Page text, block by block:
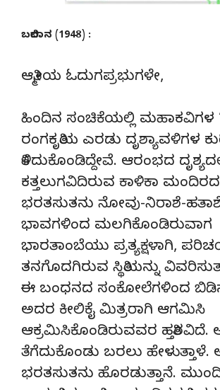
ಬಲಿದಾನ (1948) :
ಆತ್ಮೀಯ ಓದುಗಪ್ರಭುಗಳೇ,
ಹಿಂದಿನ ಸಂಚಿಕೆಯಲ್ಲಿ ಮಹಾಕವಿಗಳ
ರಂಗಕೃತಿಯ ಎರಡು ದೃಶ್ಯಾವಳಿಗಳ
ತಿಳಿದುಕೊಂಡಿದ್ದೇವೆ. ಆರಂಭದ
ಕತ್ತಲುಗವಿದಿರುವ ಕಾಳಿಕಾ
ಭರತಸುತನು ನೋವು-ನಿರಾಶೆ-
ಭಾವಗಳಿಂದ ಮಲಗಿಕೊಂಡಿರುವಾಗ
ಭಾರತಾಂಬೆಯು ಪ್ರತ್ಯಕ್ಷಳಾಗಿ,
ತನಗೊದಗಿರುವ ಸ್ಥಿತಿಯನ್ನು
ಈ ಬಂಧನದ ಸಂಕೋಲೆಗಳಿಂದ
ಅದರ ಕೀಲಿಕೈ ಮಿತ್ರರಾಗಿ ಆಗಮಿಸಿ
ಆಕ್ರಮಿಸಿಕೊಂಡಿರುವವರ ಹತ್ತಿರವಿದೆ.
ತೆಗೆದುಕೊಂಡು ಬರಲು
ಭರತಸುತನು ಹೊರಡುತ್ತಾನೆ.